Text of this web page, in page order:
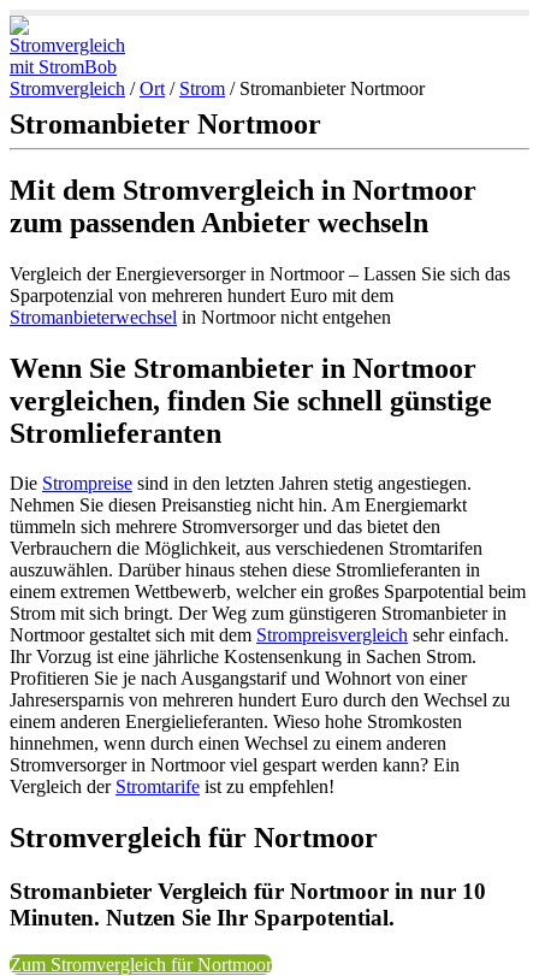
Stromvergleich /Ort / Strom / Stromanbieter Nortmoor
Stromanbieter Nortmoor
Mit dem Stromvergleich in Nortmoor
zum passenden Anbieter wechseln
Vergleich der Energieversorger in Nortmoor – Lassen Sie sich das
Sparpotenzial von mehreren hundert Euro mit dem
Stromanbieterwechsel in Nortmoor nicht entgehen
Wenn Sie Stromanbieter in Nortmoor
vergleichen, finden Sie schnell günstige
Stromlieferanten
Die Strompreise sind in den letzten Jahren stetig angestiegen.
Nehmen Sie diesen Preisanstieg nicht hin. Am Energiemarkt
tümmeln sich mehrere Stromversorger und das bietet den
Verbrauchern die Möglichkeit, aus verschiedenen Stromtarifen
auszuwählen. Darüber hinaus stehen diese Stromlieferanten in
einem extremen Wettbewerb, welcher ein großes Sparpotential beim
Strom mit sich bringt. Der Weg zum günstigeren Stromanbieter in
Nortmoor gestaltet sich mit dem Strompreisvergleich sehr einfach.
Ihr Vorzug ist eine jährliche Kostensenkung in Sachen Strom.
Profitieren Sie je nach Ausgangstarif und Wohnort von einer
Jahresersparnis von mehreren hundert Euro durch den Wechsel zu
einem anderen Energielieferanten. Wieso hohe Stromkosten
hinnehmen, wenn durch einen Wechsel zu einem anderen
Stromversorger in Nortmoor viel gespart werden kann? Ein
Vergleich der Stromtarife ist zu empfehlen!
Stromvergleich für Nortmoor
Stromanbieter Vergleich für Nortmoor in nur 10
Minuten. Nutzen Sie Ihr Sparpotential.
Zum Stromvergleich für Nortmoor